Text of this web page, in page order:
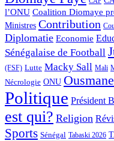
l’ONU Coalition Diomaye
Ministres Contribution
Diplomatie Economie
Sénégalaise de Football
(FSF) Lutte Macky Sall Mali
Nécrologie ONU
Politique Président
est qui? Religion
Sports Sénégal Tabaski 2026